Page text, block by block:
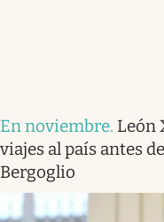
En noviembre. León
viajes al país antes
Bergoglio